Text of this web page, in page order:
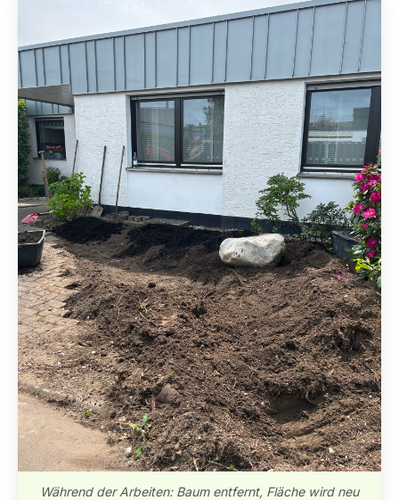
Während der Arbeiten: Baum entfernt, Fläche wird neu